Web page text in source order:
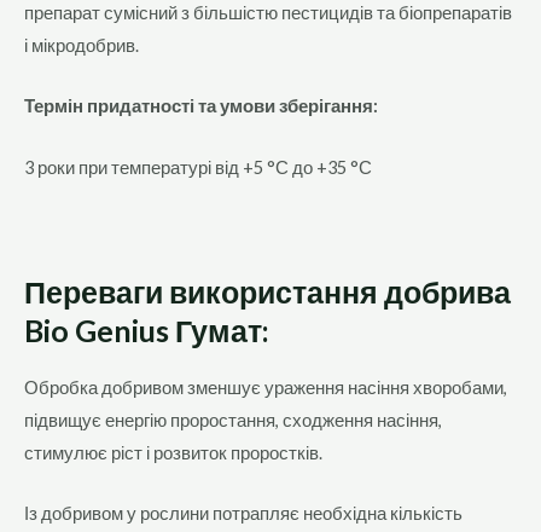
препарат сумісний з більшістю пестицидів та біопрепаратів
і мікродобрив.
Термін придатності та умови зберігання:
3 роки при температурі від +5 °С до +35 °С
Переваги використання добрива
Bio Genius Гумат:
Обробка добривом зменшує ураження насіння хворобами,
підвищує енергію проростання, сходження насіння,
стимулює ріст і розвиток проростків.
Із добривом у рослини потрапляє необхідна кількість